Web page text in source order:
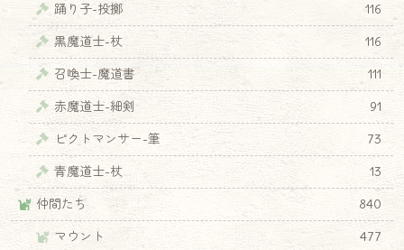
踊り子-投擲
116
黒魔道士-杖
116
召喚士-魔道書
111
赤魔道士-細剣
91
ピクトマンサー-筆
73
青魔道士-杖
13
仲間たち
840
マウント
477